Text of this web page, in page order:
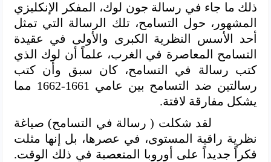
ذلك ما جاء في رسالة جون لوك، المفكر الإنكليزي
المشهور، حول التسامح، تلك الرسالة التي تمثل
أحد الأسس النظرية الكبرى والأولى في عقيدة
التسامح المعاصرة في الغرب، علماً أن لوك الذي
كتب رسالة في التسامح، كان سبق وأن كتب
رسالتين ضد التسامح بين عامي 1661-1662 مما
يشكل مفارقة لافتة.
لقد شكلت ( رسالة في التسامح) صياغة
نظرية راقية المستوى، في عصرها، بل إنها مثلت
فكراً جديداً على أوروبا المتعصبة في ذلك الوقت.